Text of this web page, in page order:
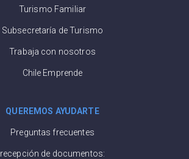
Turismo Familiar
Subsecretaría de Turismo
Trabaja con nosotros
Chile Emprende
QUEREMOS AYUDARTE
Preguntas frecuentes
recepción de documentos: